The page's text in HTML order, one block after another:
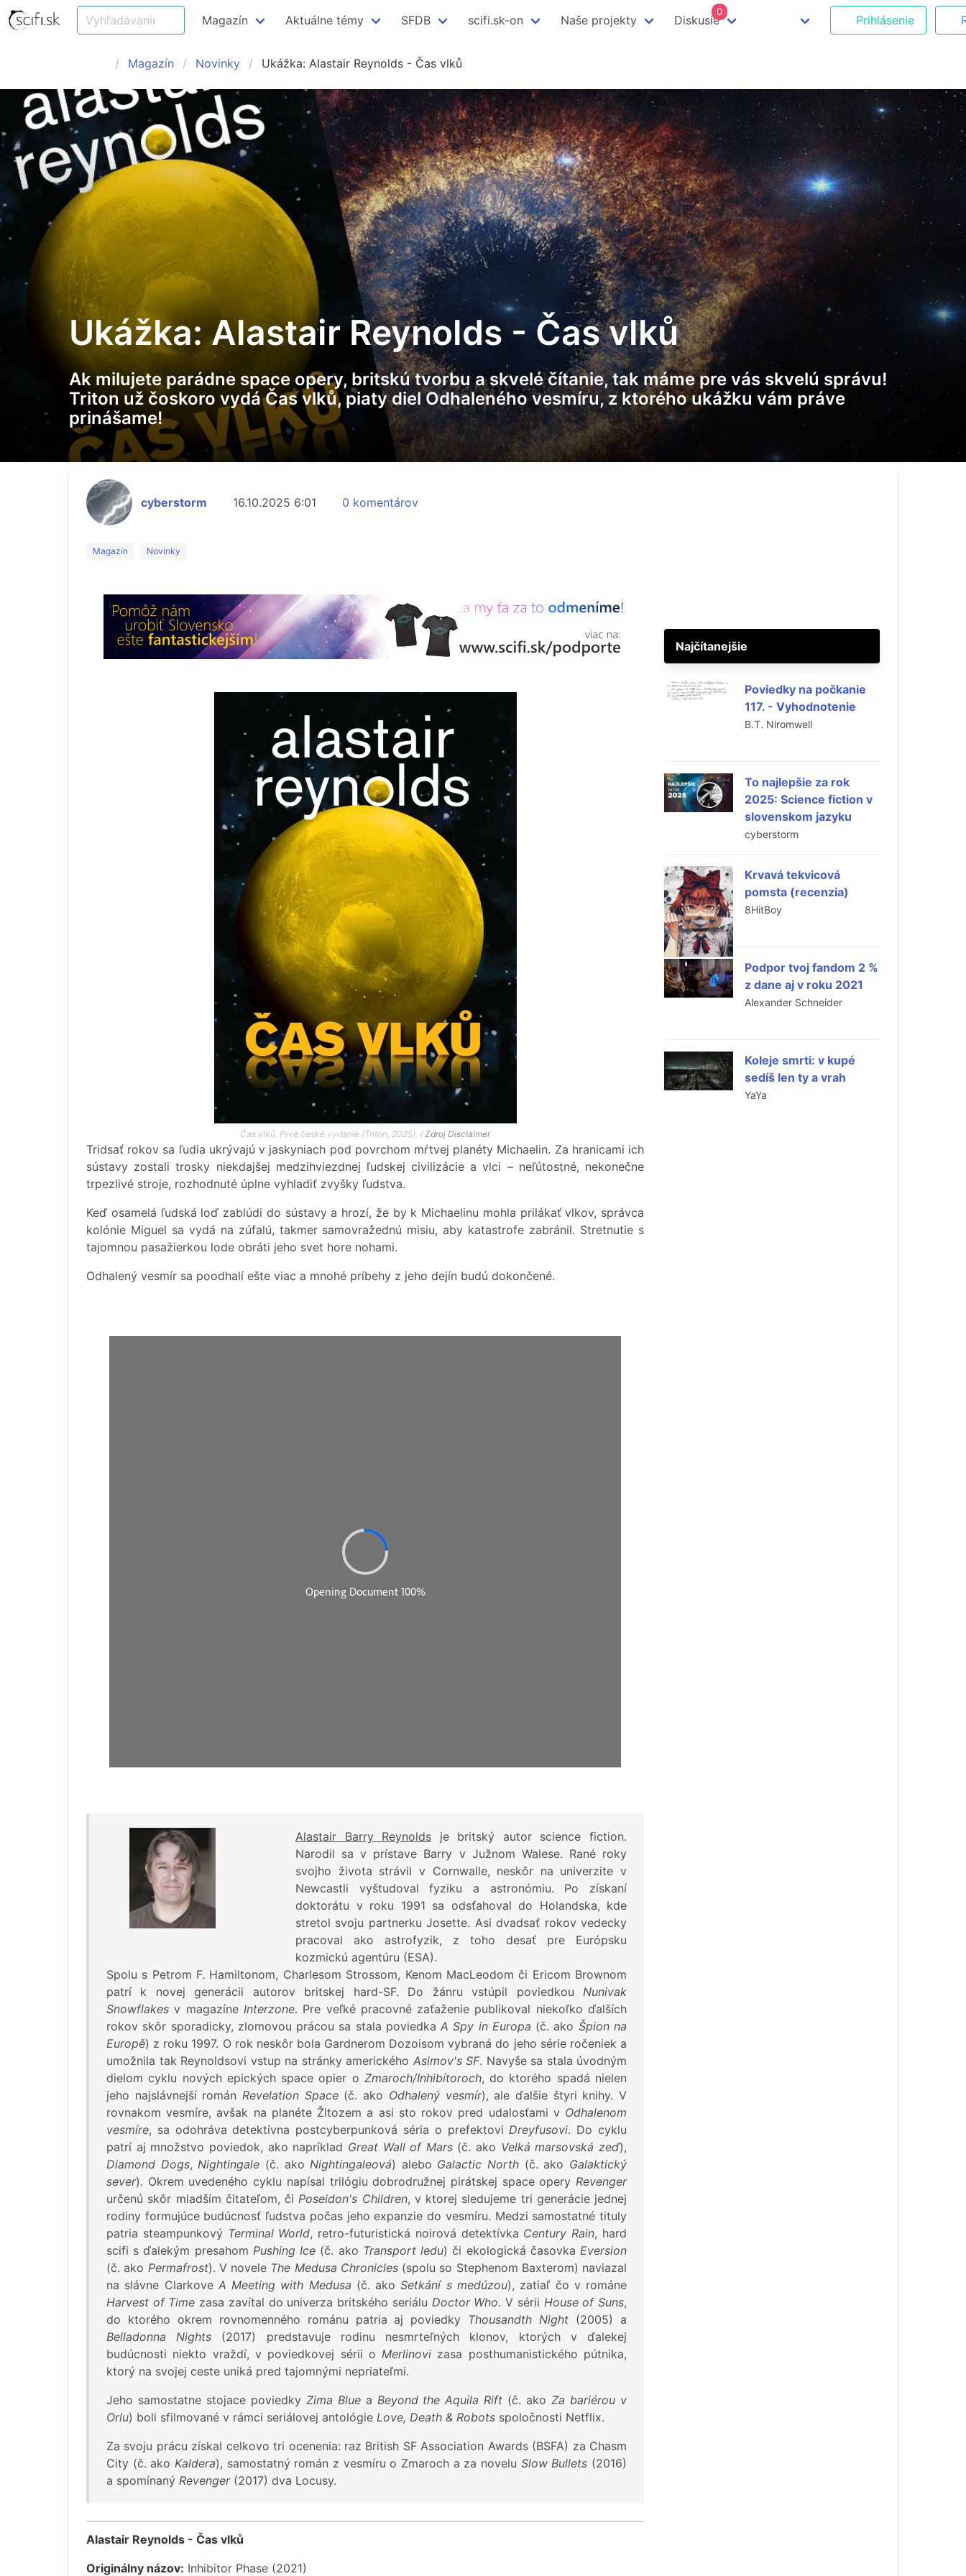
Magazín Aktuálne témy SFDB scifi.sk-on Naše projekty Diskusie
0
Prihlásenie
Magazín Novinky Ukážka: Alastair Reynolds - Čas vlků
Ukážka: Alastair Reynolds - Čas vlků
Ak milujete parádne space opery, britskú tvorbu a skvelé čítanie, tak máme pre vás skvelú správu!
Triton už čoskoro vydá Čas vlků, piaty diel Odhaleného vesmíru, z ktorého ukážku vám práve
prinášame!
cyberstorm 16.10.2025 6:01 0 komentárov
Magazín Novinky
Čas vlků. Prvé české vydanie (Triton, 2025). /Zdroj Disclaimer
Tridsať rokov sa ľudia ukrývajú v jaskyniach pod povrchom mŕtvej planéty Michaelin. Za hranicami ich
sústavy zostali trosky niekdajšej medzihviezdnej ľudskej civilizácie a vlci – neľútostné, nekonečne
trpezlivé stroje, rozhodnuté úplne vyhladiť zvyšky ľudstva.
Keď osamelá ľudská loď zablúdi do sústavy a hrozí, že by k Michaelinu mohla prilákať vlkov, správca
kolónie Miguel sa vydá na zúfalú, takmer samovražednú misiu, aby katastrofe zabránil. Stretnutie s
tajomnou pasažierkou lode obráti jeho svet hore nohami.
Odhalený vesmír sa poodhalí ešte viac a mnohé príbehy z jeho dejín budú dokončené.
Alastair Barry Reynolds je britský autor science fiction.
Narodil sa v prístave Barry v Južnom Walese. Rané roky
svojho života strávil v Cornwalle, neskôr na univerzite v
Newcastli vyštudoval fyziku a astronómiu. Po získaní
doktorátu v roku 1991 sa odsťahoval do Holandska, kde
stretol svoju partnerku Josette. Asi dvadsať rokov vedecky
pracoval ako astrofyzik, z toho desať pre Európsku
kozmickú agentúru (ESA).
Spolu s Petrom F. Hamiltonom, Charlesom Strossom, Kenom MacLeodom či Ericom Brownom
patrí k novej generácii autorov britskej hard-SF. Do žánru vstúpil poviedkou Nunivak
Snowflakes v magazíne Interzone. Pre veľké pracovné zaťaženie publikoval niekoľko ďalších
rokov skôr sporadicky, zlomovou prácou sa stala poviedkaA Spy in Europa (č. ako Špion na
Europě) z roku 1997. O rok neskôr bola Gardnerom Dozoisom vybraná do jeho série ročeniek a
umožnila tak Reynoldsovi vstup na stránky amerického Asimov's SF. Navyše sa stala úvodným
dielom cyklu nových epických space opier o Zmaroch/Inhibítoroch, do ktorého spadá nielen
jeho najslávnejší románRevelation Space(č. ako Odhalený vesmír), ale ďalšie štyri knihy. V
rovnakom vesmíre, avšak na planéte Žltozem a asi sto rokov pred udalosťami v Odhalenom
vesmíre, sa odohráva detektívna postcyberpunková séria o prefektoviDreyfusovi. Do cyklu
patrí aj množstvo poviedok, ako napríklad Great Wall of Mars(č. ako Velká marsovská zeď),
Diamond Dogs,Nightingale (č. akoNightingaleová) alebo Galactic North (č. ako Galaktický
sever). Okrem uvedeného cyklu napísal trilógiu dobrodružnej pirátskej space opery Revenger
určenú skôr mladším čitateľom, čiPoseidon's Children, v ktorej sledujeme tri generácie jednej
rodiny formujúce budúcnosť ľudstva počas jeho expanzie do vesmíru. Medzi samostatné tituly
patria steampunkový Terminal World, retro-futuristická noirová detektívka Century Rain, hard
scifi s ďalekým presahom Pushing Ice (č. ako Transport ledu) či ekologická časovkaEversion
(č. ako Permafrost). V novele The Medusa Chronicles(spolu so Stephenom Baxterom) naviazal
na slávne Clarkove A Meeting with Medusa (č. akoSetkání s medúzou), zatiaľ čo v románe
Harvest of Time zasa zavítal do univerza britského seriálu Doctor Who. V sérii House of Suns,
do ktorého okrem rovnomenného románu patria aj poviedky Thousandth Night (2005) a
Belladonna Nights (2017) predstavuje rodinu nesmrteľných klonov, ktorých v ďalekej
budúcnosti niekto vraždí, v poviedkovej sérii oMerlinovi zasa posthumanistického pútnika,
ktorý na svojej ceste uniká pred tajomnými nepriateľmi.
Jeho samostatne stojace poviedky Zima Bluea Beyond the Aquila Rift (č. akoZa bariérou v
Orlu) boli sfilmované v rámci seriálovej antológie Love, Death & Robots spoločnosti Netflix.
Za svoju prácu získal celkovo tri ocenenia: raz British SF Association Awards (BSFA) za Chasm
City (č. ako Kaldera), samostatný román z vesmíru o Zmaroch a za novelu Slow Bullets (2016)
a spomínaný Revenger(2017) dva Locusy.
Alastair Reynolds - Čas vlků
Originálny názov: Inhibitor Phase (2021)
Najčítanejšie
Poviedky na počkanie
117. - Vyhodnotenie
B.T. Niromwell
To najlepšie za rok
2025: Science fiction v
slovenskom jazyku
cyberstorm
Krvavá tekvicová
pomsta (recenzia)
8HitBoy
Podpor tvoj fandom 2 %
z dane aj v roku 2021
Alexander Schneider
Koleje smrti: v kupé
sedíš len ty a vrah
YaYa